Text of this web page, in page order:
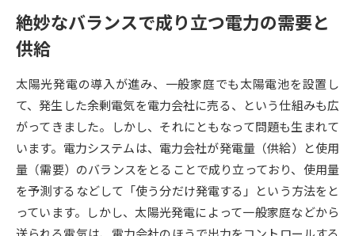
高等学校（情報）教員資格認定
試験
大学研究 大学検索
大学で学べる内容や特徴を調べる
新増設大学・学部・学科特集
集
絶妙なバランスで成り立つ電力の需要と
供給
太陽光発電の導入が進み、一般家庭でも太陽電池を設置し
て、発生した余剰電気を電力会社に売る、という仕組みも広
がってきました。しかし、それにともなって問題も生まれて
います。電力システムは、電力会社が発電量（供給）と使用
量（需要）のバランスをとることで成り立っており、使用量
を予測するなどして「使う分だけ発電する」という方法をと
っています。しかし、太陽光発電によって一般家庭などから